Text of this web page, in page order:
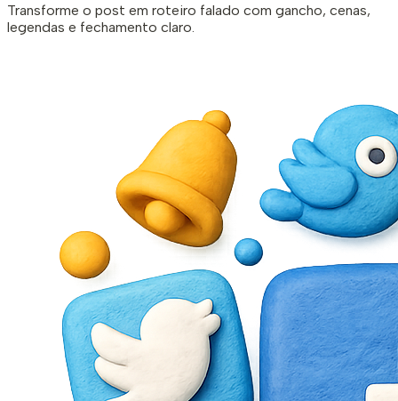
Transforme o post em roteiro falado com gancho, cenas,
legendas e fechamento claro.